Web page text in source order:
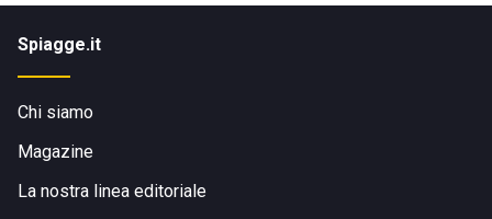
Spiagge.it
Chi siamo
Magazine
La nostra linea editoriale